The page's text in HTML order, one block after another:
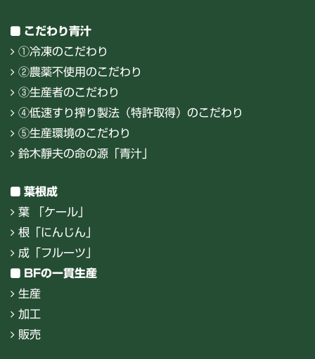
こだわり青汁
①冷凍のこだわり
②農薬不使用のこだわり
③生産者のこだわり
④低速すり搾り製法（特許取得）のこだわり
⑤生産環境のこだわり
鈴木靜夫の命の源「青汁」
葉根成
葉 「ケール」
根「にんじん」
成「フルーツ」
BFの一貫生産
生産
加工
販売